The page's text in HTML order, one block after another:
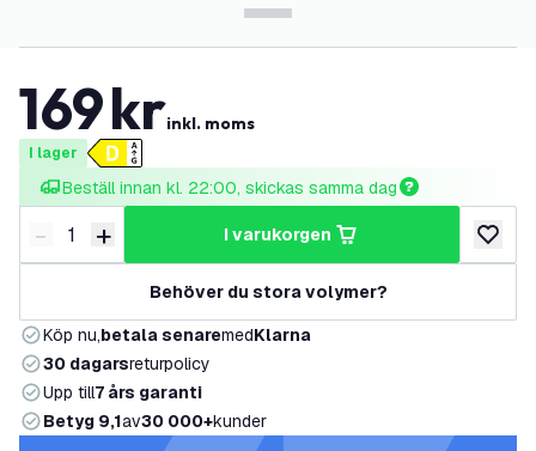
169krinkl. moms
I lager
Beställ innan kl. 22:00, skickas samma dag
Minska antal
- Öka antal
+ i varukorgen
lägg
Behöver du stora volymer?
Köp nu,betala senaremedKlarna
30 dagarsreturpolicy
Upp till7 års garanti
Betyg 9,1av30 000+kunder